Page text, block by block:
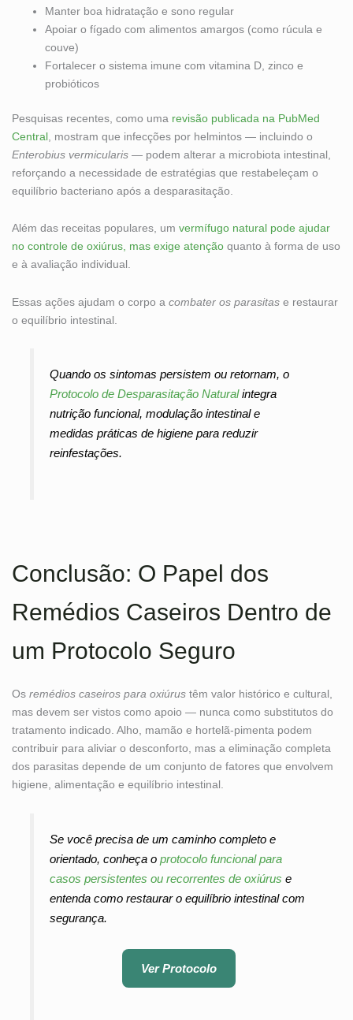
Manter boa hidratação e sono regular
Apoiar o fígado com alimentos amargos (como rúcula e
couve)
Fortalecer o sistema imune com vitamina D, zinco e
probióticos
Pesquisas recentes, como uma revisão publicada na PubMed
Central , mostram que infecções por helmintos — incluindo o
Enterobius vermicularis — podem alterar a microbiota intestinal,
reforçando a necessidade de estratégias que restabeleçam o
equilíbrio bacteriano após a desparasitação.
Além das receitas populares, um vermífugo natural pode ajudar
no controle de oxiúrus, mas exige atenção quanto à forma de uso
e à avaliação individual.
Essas ações ajudam o corpo a combater os parasitas e restaurar
o equilíbrio intestinal.
Quando os sintomas persistem ou retornam, o
Protocolo de Desparasitação Naturalintegra
nutrição funcional, modulação intestinal e
medidas práticas de higiene para reduzir
reinfestações.
Conclusão: O Papel dos
Remédios Caseiros Dentro de
um Protocolo Seguro
Os remédios caseiros para oxiúrus têm valor histórico e cultural,
mas devem ser vistos como apoio — nunca como substitutos do
tratamento indicado. Alho, mamão e hortelã-pimenta podem
contribuir para aliviar o desconforto, mas a eliminação completa
dos parasitas depende de um conjunto de fatores que envolvem
higiene, alimentação e equilíbrio intestinal.
Se você precisa de um caminho completo e
orientado, conheça oprotocolo funcional para
casos persistentes ou recorrentes de oxiúrus e
entenda como restaurar o equilíbrio intestinal com
segurança.
Ver Protocolo